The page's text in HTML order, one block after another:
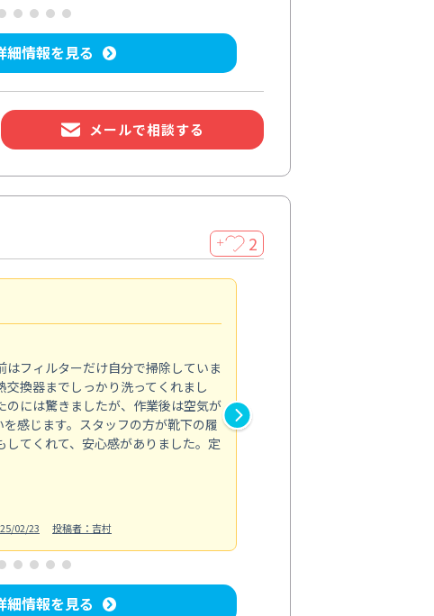
細情報を見る
メールで相談する
＋ 2
フィルターだけ自分で掃除していま
交換器までしっかり洗ってくれまし
のには驚きましたが、作業後は空気が
感じます。スタッフの方が靴下の履
してくれて、安心感がありました。定
02/23 投稿者：吉村
細情報を見る